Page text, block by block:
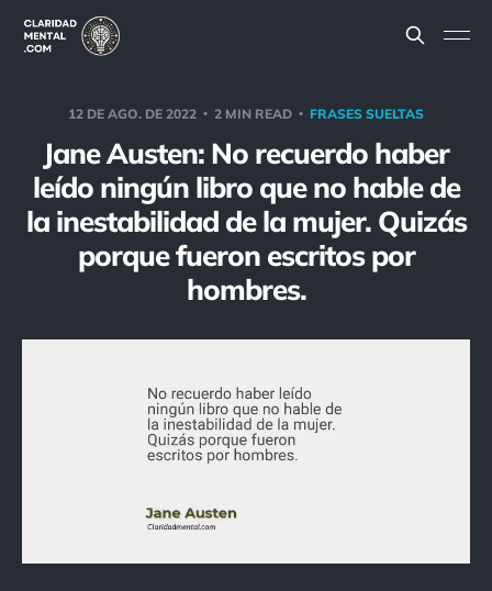
12 DE AGO. DE 2022 2 MIN READ FRASES SUELTAS
Jane Austen: No recuerdo haber
leído ningún libro que no hable de
la inestabilidad de la mujer. Quizás
porque fueron escritos por
hombres.